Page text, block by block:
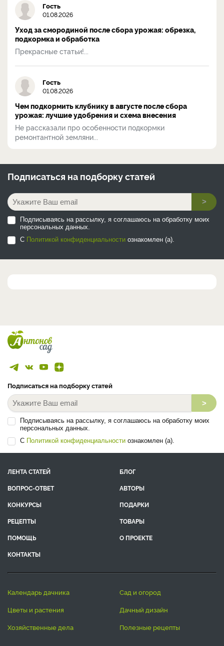
Гость
01.08.2026
Уход за смородиной после сбора урожая: обрезка,
подкормка и обработка
Прекрасные статьи!...
Гость
01.08.2026
Чем подкормить клубнику в августе после сбора
урожая: лучшие удобрения и схема внесения
Не рассказали про особенности подкормки
ремонтантной земляни...
Подписаться на подборку статей
>
Подписываясь на рассылку, я соглашаюсь на обработку моих
персональных данных.
С Политикой конфиденциальности ознакомлен (а).
Подписаться на подборку статей
>
Подписываясь на рассылку, я соглашаюсь на обработку моих
персональных данных.
С Политикой конфиденциальности ознакомлен (а).
ЛЕНТА СТАТЕЙ
БЛОГ
ВОПРОС-ОТВЕТ
АВТОРЫ
КОНКУРСЫ
ПОДАРКИ
РЕЦЕПТЫ
ТОВАРЫ
ПОМОЩЬ
О ПРОЕКТЕ
КОНТАКТЫ
календарь дачника
сад и огород
цветы и растения
дачный дизайн
хозяйственные дела
полезные рецепты